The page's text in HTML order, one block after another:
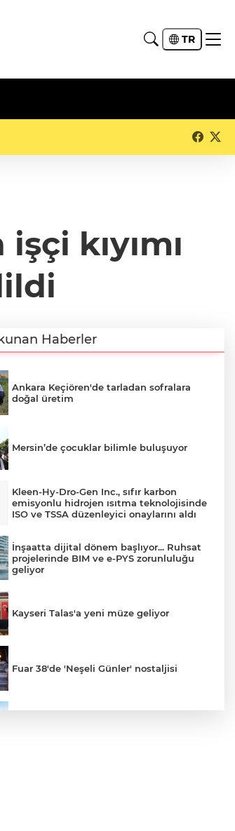
TR
kıyımı
Haberler
Ankara Keçiören'de tarladan sofralara
doğal üretim
Mersin’de çocuklar bilimle buluşuyor
Kleen-Hy-Dro-Gen Inc., sıfır karbon
emisyonlu hidrojen ısıtma teknolojisinde
ISO ve TSSA düzenleyici onaylarını aldı
İnşaatta dijital dönem başlıyor... Ruhsat
projelerinde BIM ve e-PYS zorunluluğu
geliyor
Kayseri Talas'a yeni müze geliyor
Fuar 38'de 'Neşeli Günler' nostaljisi